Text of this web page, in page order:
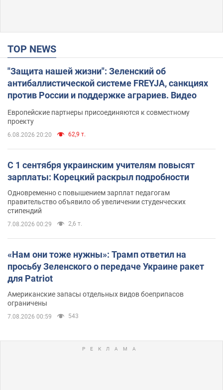
TOP NEWS
"Защита нашей жизни": Зеленский об
антибаллистической системе FREYJA, санкциях
против России и поддержке аграриев. Видео
Европейские партнеры присоединяются к совместному
проекту
6.08.2026 20:20 62,9 т.
С 1 сентября украинским учителям повысят
зарплаты: Корецкий раскрыл подробности
Одновременно с повышением зарплат педагогам
правительство объявило об увеличении студенческих
стипендий
7.08.2026 00:29 2,6 т.
«Нам они тоже нужны»: Трамп ответил на
просьбу Зеленского о передаче Украине ракет
для Patriot
Американские запасы отдельных видов боеприпасов
ограничены
7.08.2026 00:59 543